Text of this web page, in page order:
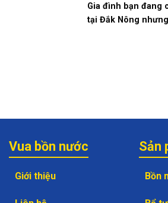
Gia đình bạn đang
tại Đắk Nông nhưng
Vua bồn nước
Giới thiệu
Sản
Bồn